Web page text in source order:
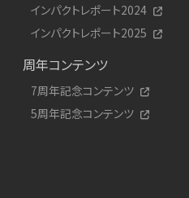
インパクトレポート2024
インパクトレポート2025
周年コンテンツ
7周年記念コンテンツ
5周年記念コンテンツ